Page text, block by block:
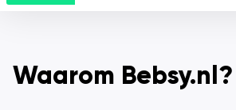
Waarom Bebsy.nl?